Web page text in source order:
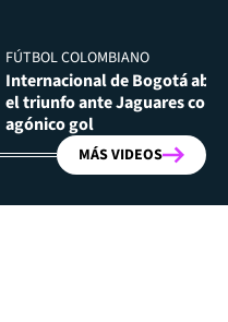
FÚTBOL COLOMBIANO
Internacional de Bogotá
el triunfo ante Jaguares con
agónico gol
MÁS VIDEOS